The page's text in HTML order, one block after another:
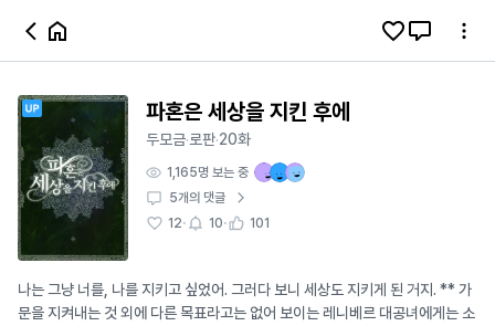
파혼은 세상을 지킨 후에
두모금·로판·20화
1,165명 보는 중
5개의 댓글
12· 10· 101
나는 그냥 너를, 나를 지키고 싶었어. 그러다 보니 세상도 지키게 된 거지. ** 가
문을 지켜내는 것 외에 다른 목표라고는 없어 보이는 레니베르 대공녀에게는 소